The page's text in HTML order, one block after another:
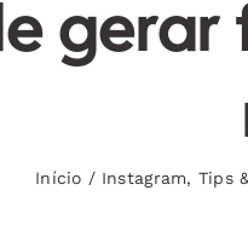
gerar
Início / Instagram, Tips